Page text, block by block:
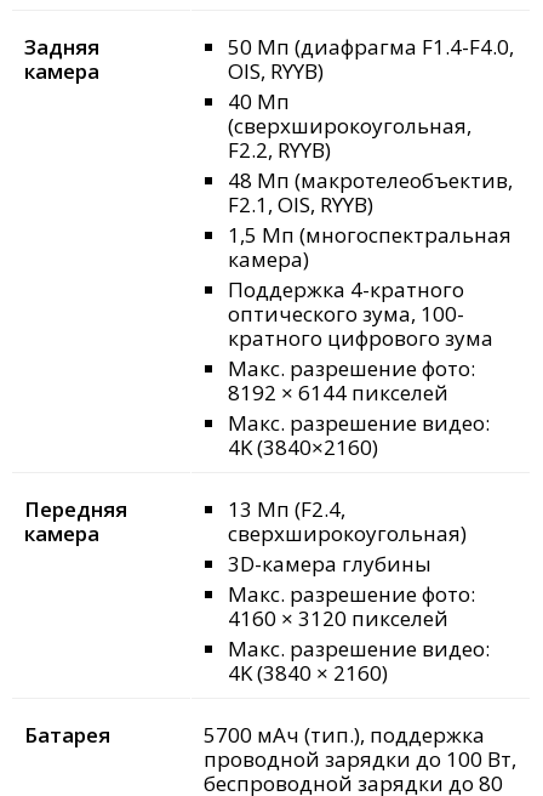
Задняя
камера
50 Мп (диафрагма F1.4-F4.0,
OIS, RYYB)
40 Мп
(сверхширокоугольная,
F2.2, RYYB)
48 Мп (макротелеобъектив,
F2.1, OIS, RYYB)
1,5 Мп (многоспектральная
камера)
Поддержка 4-кратного
оптического зума, 100-
кратного цифрового зума
Макс. разрешение фото:
8192 × 6144 пикселей
Макс. разрешение видео:
4K (3840×2160)
Передняя
камера
13 Мп (F2.4,
сверхширокоугольная)
3D-камера глубины
Макс. разрешение фото:
4160 × 3120 пикселей
Макс. разрешение видео:
4K (3840 × 2160)
Батарея
5700 мАч (тип.), поддержка
проводной зарядки до 100 Вт,
беспроводной зарядки до 80